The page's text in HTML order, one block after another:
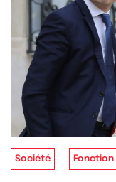
Société Fonction